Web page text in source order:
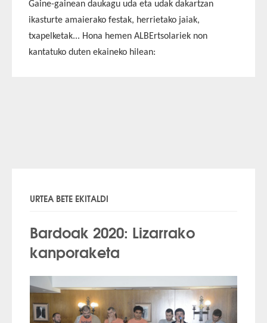
Gaine-gainean daukagu uda eta udak dakartzan
ikasturte amaierako festak, herrietako jaiak,
txapelketak... Hona hemen ALBErtsolariek non
kantatuko duten ekaineko hilean:
URTEA BETE EKITALDI
Bardoak 2020: Lizarrako
kanporaketa